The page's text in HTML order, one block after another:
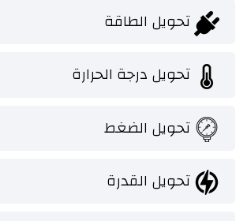
تحويل الطاقة
تحويل درجة الحرارة
تحويل الضغط
تحويل القدرة